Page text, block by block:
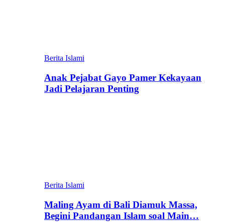
Berita Islami
Anak Pejabat Gayo Pamer Kekayaan
Jadi Pelajaran Penting
Berita Islami
Maling Ayam di Bali Diamuk Massa,
Begini Pandangan Islam soal Main…